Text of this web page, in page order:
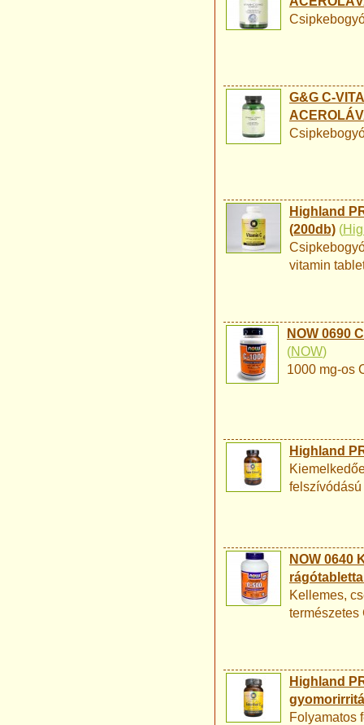
G&G C-
Highland
(200db) (
vitamin
NOW 0690
(NOW)
1000 mg-os
Highland
NOW 0640
Kellemes,
természetes
Highland
Folyamatos